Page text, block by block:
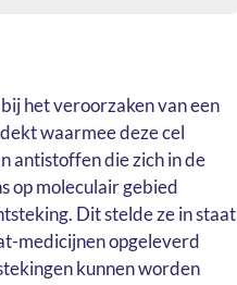
het veroorzaken van een
waarmee deze cel
antistoffen die zich in de
op moleculair gebied
Dit stelde ze in staat
medicijnen opgeleverd
kunnen worden